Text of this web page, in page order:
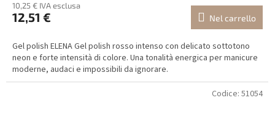
10,25 € IVA esclusa
12,51 € Nel carrello
Gel polish ELENA Gel polish rosso intenso con delicato sottotono
neon e forte intensità di colore. Una tonalità energica per manicure
moderne, audaci e impossibili da ignorare.
Codice: 51054